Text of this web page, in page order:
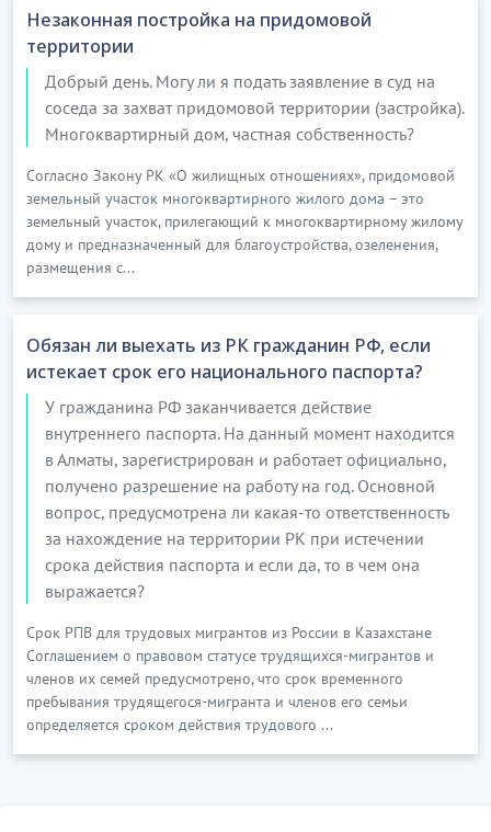
Незаконная постройка на придомовой
территории
Добрый день. Могу ли я подать заявление в суд на
соседа за захват придомовой территории (застройка).
Многоквартирный дом, частная собственность?
Согласно Закону РК «О жилищных отношениях», придомовой
земельный участок многоквартирного жилого дома – это
земельный участок, прилегающий к многоквартирному жилому
дому и предназначенный для благоустройства, озеленения,
размещения с...
Обязан ли выехать из РК гражданин РФ, если
истекает срок его национального паспорта?
У гражданина РФ заканчивается действие
внутреннего паспорта. На данный момент находится
в Алматы, зарегистрирован и работает официально,
получено разрешение на работу на год. Основной
вопрос, предусмотрена ли какая-то ответственность
за нахождение на территории РК при истечении
срока действия паспорта и если да, то в чем она
выражается?
Срок РПВ для трудовых мигрантов из России в Казахстане
Соглашением о правовом статусе трудящихся-мигрантов и
членов их семей предусмотрено, что срок временного
пребывания трудящегося-мигранта и членов его семьи
определяется сроком действия трудового ...